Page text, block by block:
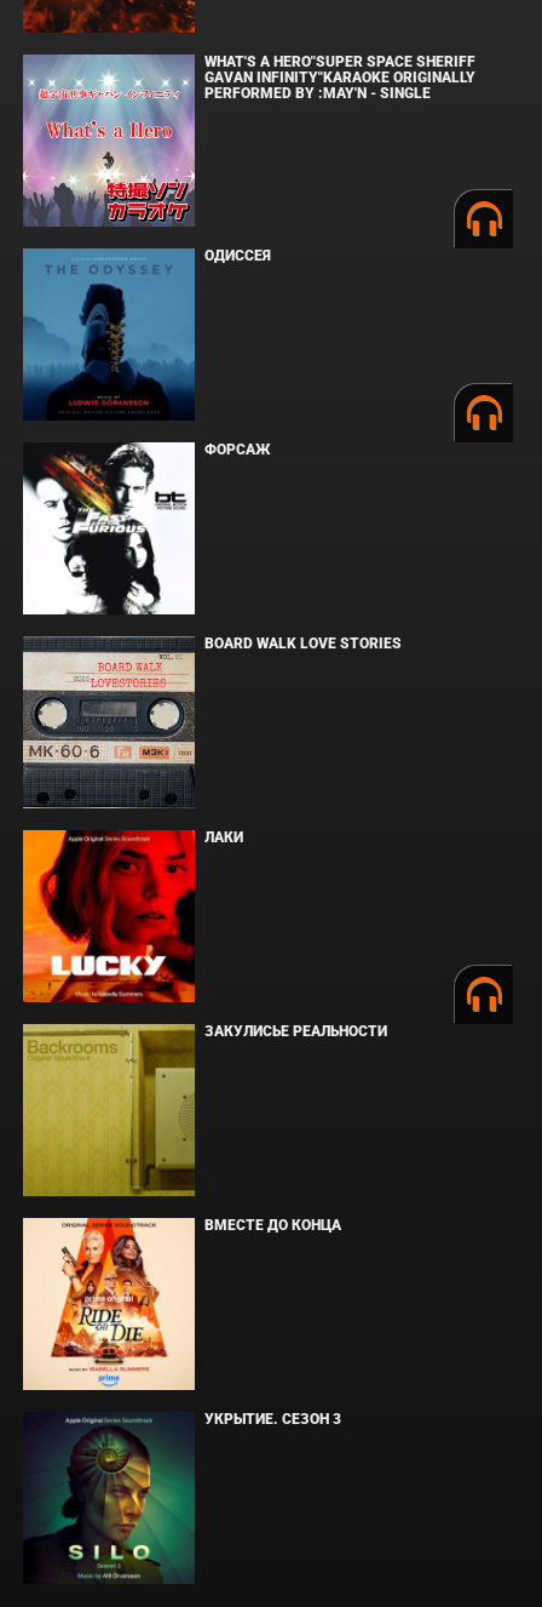
WHAT'S A HERO"SUPER SPACE SHERIFF
GAVAN INFINITY"KARAOKE ORIGINALLY
PERFORMED BY :MAY'N - SINGLE
ОДИССЕЯ
ФОРСАЖ
BOARD WALK LOVE STORIES
ЛАКИ
ЗАКУЛИСЬЕ РЕАЛЬНОСТИ
ВМЕСТЕ ДО КОНЦА
УКРЫТИЕ. СЕЗОН 3